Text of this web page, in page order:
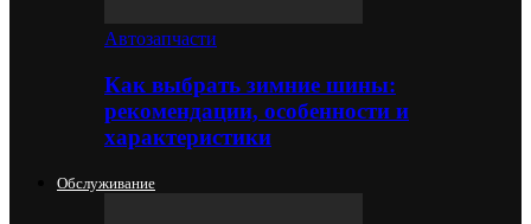
Автозапчасти
Как выбрать зимние шины:
рекомендации, особенности и
характеристики
Обслуживание